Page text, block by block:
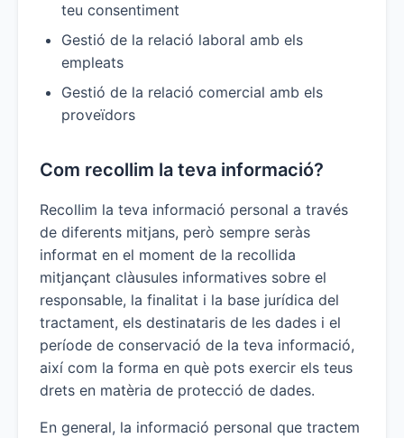
teu consentiment
Gestió de la relació laboral amb els
empleats
Gestió de la relació comercial amb els
proveïdors
Com recollim la teva informació?
Recollim la teva informació personal a través
de diferents mitjans, però sempre seràs
informat en el moment de la recollida
mitjançant clàusules informatives sobre el
responsable, la finalitat i la base jurídica del
tractament, els destinataris de les dades i el
període de conservació de la teva informació,
així com la forma en què pots exercir els teus
drets en matèria de protecció de dades.
En general, la informació personal que tractem